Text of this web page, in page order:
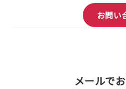
お問い
メールで